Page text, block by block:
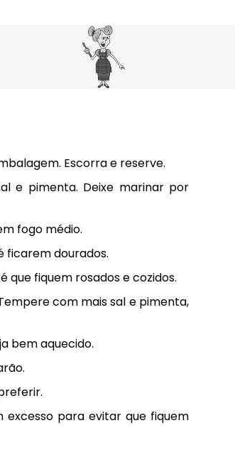
Escorra e reserve.
e pimenta. Deixe marinar por
fogo médio.
ficarem dourados.
fiquem rosados e cozidos.
com mais sal e pimenta,
bem aquecido.
excesso para evitar que fiquem